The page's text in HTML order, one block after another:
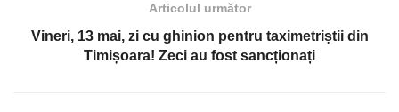
Articolul următor
Vineri, 13 mai, zi cu ghinion pentru taximetriștii din
Timișoara! Zeci au fost sancționați